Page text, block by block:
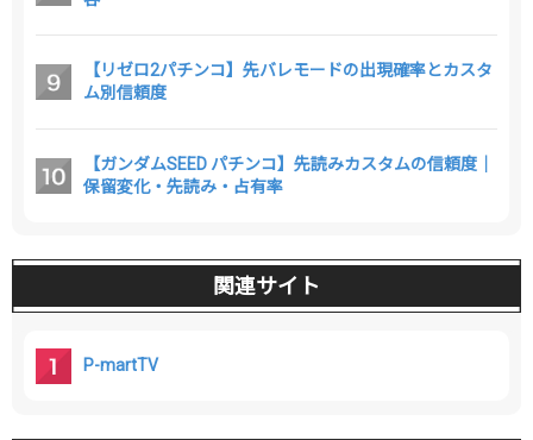
【リゼロ2パチンコ】先バレモードの出現確率とカスタ
ム別信頼度
【ガンダムSEED パチンコ】先読みカスタムの信頼度｜
保留変化・先読み・占有率
関連サイト
P-martTV